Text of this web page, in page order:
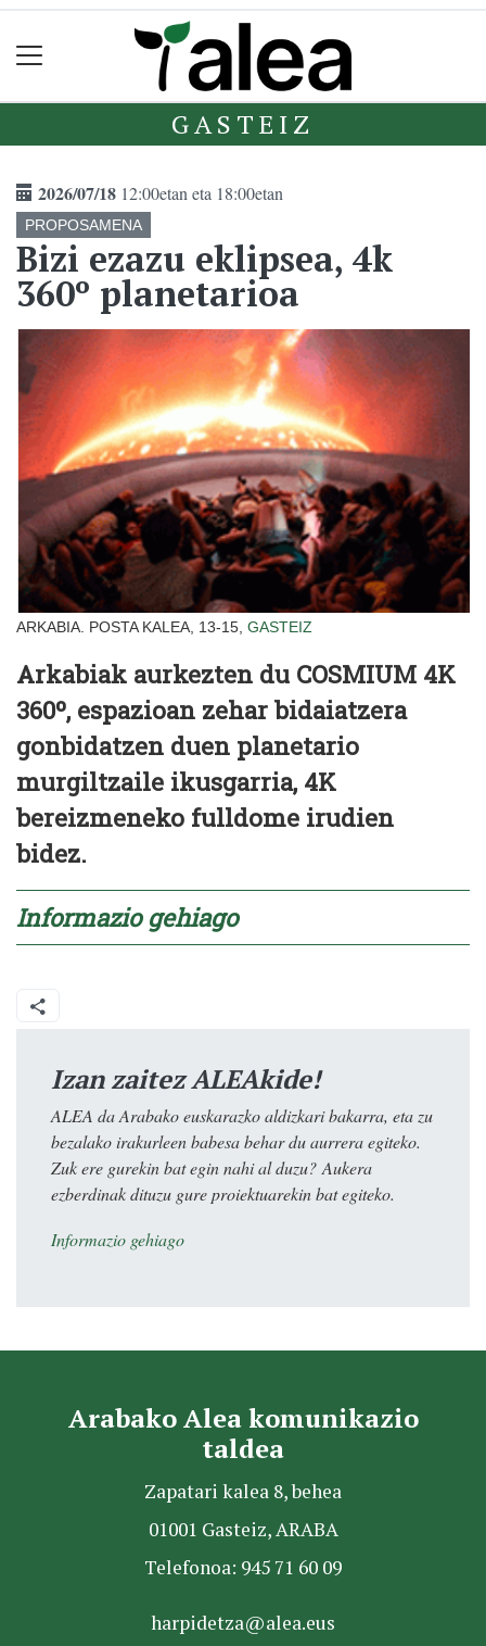
GASTEIZ
2026/07/18 12:00etan eta 18:00etan
PROPOSAMENA
Bizi ezazu eklipsea, 4k
360º planetarioa
ARKABIA. POSTA KALEA, 13-15, GASTEIZ
Arkabiak aurkezten du COSMIUM 4K
360º, espazioan zehar bidaiatzera
gonbidatzen duen planetario
murgiltzaile ikusgarria, 4K
bereizmeneko fulldome irudien
bidez.
Informazio gehiago
Izan zaitez ALEAkide!
ALEA da Arabako euskarazko aldizkari bakarra, eta zu
bezalako irakurleen babesa behar du aurrera egiteko.
Zuk ere gurekin bat egin nahi al duzu? Aukera
ezberdinak dituzu gure proiektuarekin bat egiteko.
Informazio gehiago
Arabako Alea komunikazio
taldea
Zapatari kalea 8, behea
01001 Gasteiz, ARABA
Telefonoa: 945 71 60 09
harpidetza@alea.eus